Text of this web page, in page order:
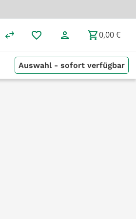
0,00 €
Auswahl - sofort verfügbar